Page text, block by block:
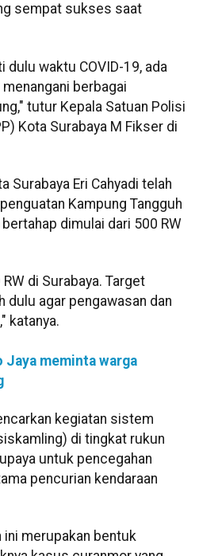
sempat sukses saat
waktu COVID-19, ada
berbagai
tutur Kepala Satuan Polisi
Kota Surabaya M Fikser di
Surabaya Eri Cahyadi telah
Kampung Tangguh
dimulai dari 500 RW
di Surabaya. Target
dulu agar pengawasan dan
katanya.
Jaya meminta warga
kegiatan sistem
di tingkat rukun
untuk pencegahan
pencurian kendaraan
ini merupakan bentuk